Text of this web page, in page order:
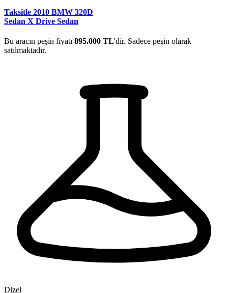
Taksitle 2010 BMW 320D
Sedan X Drive Sedan
Bu aracın peşin fiyatı 895.000 TL'dir. Sadece peşin olarak
satılmaktadır.
Dizel